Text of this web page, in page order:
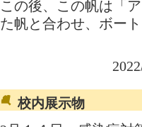
この後、この帆は「
た帆と合わせ、ボー
校内展示物